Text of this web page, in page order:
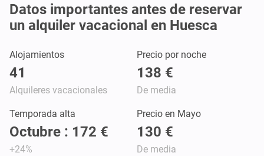
Datos importantes antes de reservar
un alquiler vacacional en Huesca
Alojamientos
41
Alquileres vacacionales
Precio por noche
138 €
De media
Temporada alta
Octubre : 172 €
+24%
Precio en Mayo
130 €
De media